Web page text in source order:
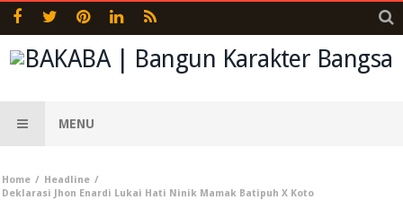
MENU
Home
Headline
Deklarasi Jhon Enardi Lukai Hati Ninik Mamak Batipuh X Koto